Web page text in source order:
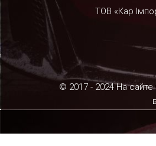
ТОВ «Кар
© 2017 - 2024 На